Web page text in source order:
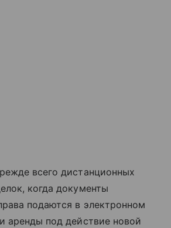
всего дистанционных
когда документы
подаются в электронном
аренды под действие новой